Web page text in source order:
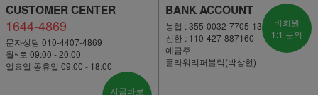
CUSTOMER CENTER
1644-4869
문자상담 010-4407-4869
월~토 09:00 - 20:00
일요일·공휴일 09:00 - 18:00
지금바로
BANK ACCOUNT
농협 : 355-0032-7705-13
신한 : 110-427-887160
예금주 :
플라워리퍼블릭(박상현)
비회원
1:1 문의